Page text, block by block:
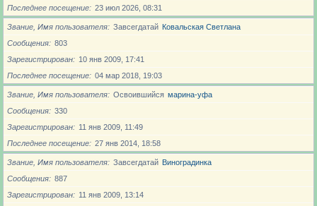
Последнее посещение
23 июл 2026, 08:31
Звание, Имя пользователя Завсегдатай Ковальская Светлана
Сообщения
803
Зарегистрирован
10 янв 2009, 17:41
Последнее посещение
04 мар 2018, 19:03
Звание, Имя пользователя Освоившийся марина-уфа
Сообщения
330
Зарегистрирован
11 янв 2009, 11:49
Последнее посещение
27 янв 2014, 18:58
Звание, Имя пользователя Завсегдатай Виноградинка
Сообщения
887
Зарегистрирован
11 янв 2009, 13:14